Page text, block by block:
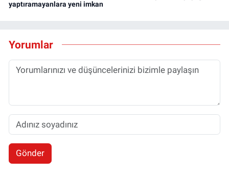
yaptıramayanlara yeni imkan
Yorumlar
Gönder